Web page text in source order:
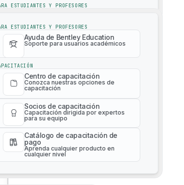
ESTUDIANTES Y PROFESORES
Conozca nuestras opciones de
capacitación
Socios de capacitación
Capacitación dirigida por expertos
para su equipo
Catálogo de capacitación de
pago
Aprenda cualquier producto en
cualquier nivel
ESTUDIANTES Y PROFESORES
Ayuda de Bentley Education
Soporte para usuarios académicos
Centro de capacitación
Conozca nuestras opciones de
capacitación
Socios de capacitación
Capacitación dirigida por expertos
para su equipo
Catálogo de capacitación de
pago
Aprenda cualquier producto en
cualquier nivel
Malla de realidad 3D bajo demanda